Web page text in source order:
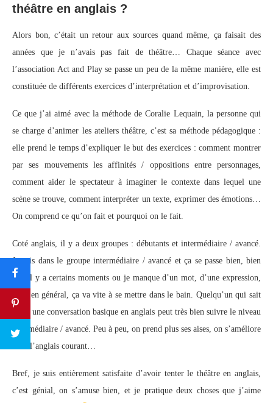
théâtre en anglais ?
Alors bon, c’était un retour aux sources quand même, ça faisait des
années que je n’avais pas fait de théâtre… Chaque séance avec
l’association Act and Play se passe un peu de la même manière, elle est
constituée de différents exercices d’interprétation et d’improvisation.
Ce que j’ai aimé avec la méthode de Coralie Lequain, la personne qui
se charge d’animer les ateliers théâtre, c’est sa méthode pédagogique :
elle prend le temps d’expliquer le but des exercices : comment montrer
par ses mouvements les affinités / oppositions entre personnages,
comment aider le spectateur à imaginer le contexte dans lequel une
scène se trouve, comment interpréter un texte, exprimer des émotions…
On comprend ce qu’on fait et pourquoi on le fait.
Coté anglais, il y a deux groupes : débutants et intermédiaire / avancé.
Je suis dans le groupe intermédiaire / avancé et ça se passe bien, bien
sûr, il y a certains moments ou je manque d’un mot, d’une expression,
mais en général, ça va vite à se mettre dans le bain. Quelqu’un qui sait
avoir une conversation basique en anglais peut très bien suivre le niveau
intermédiaire / avancé. Peu à peu, on prend plus ses aises, on s’améliore
dans l’anglais courant…
Bref, je suis entièrement satisfaite d’avoir tenter le théâtre en anglais,
c’est génial, on s’amuse bien, et je pratique deux choses que j’aime